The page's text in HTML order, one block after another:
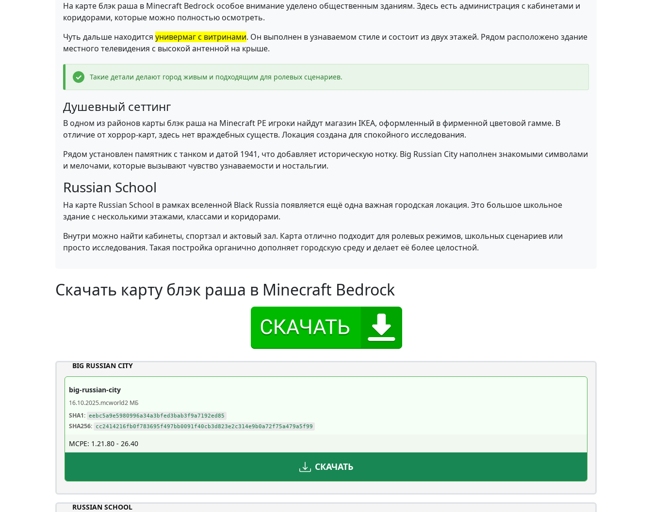
На карте блэк раша в Minecraft Bedrock особое внимание уделено общественным зданиям. Здесь есть администрация с кабинетами и
коридорами, которые можно полностью осмотреть.
Чуть дальше находится универмаг с витринами. Он выполнен в узнаваемом стиле и состоит из двух этажей. Рядом расположено здание
местного телевидения с высокой антенной на крыше.
Такие детали делают город живым и подходящим для ролевых сценариев.
Душевный сеттинг
В одном из районов карты блэк раша на Minecraft PE игроки найдут магазин IKEA, оформленный в фирменной цветовой гамме. В
отличие от хоррор-карт, здесь нет враждебных существ. Локация создана для спокойного исследования.
Рядом установлен памятник с танком и датой 1941, что добавляет историческую нотку. Big Russian City наполнен знакомыми символами
и мелочами, которые вызывают чувство узнаваемости и ностальгии.
Russian School
На карте Russian School в рамках вселенной Black Russia появляется ещё одна важная городская локация. Это большое школьное
здание с несколькими этажами, классами и коридорами.
Внутри можно найти кабинеты, спортзал и актовый зал. Карта отлично подходит для ролевых режимов, школьных сценариев или
просто исследования. Такая постройка органично дополняет городскую среду и делает её более целостной.
Скачать карту блэк раша в Minecraft Bedrock
BIG RUSSIAN CITY
big-russian-city
16.10.2025.mcworld2 МБ
SHA1: eebc5a9e5980996a34a3bfed3bab3f9a7192ed85
SHA256: cc2414216fb0f783695f497bb0091f40cb3d823e2c314e9b0a72f75a479a5f99
MCPE: 1.21.80 - 26.40
СКАЧАТЬ
RUSSIAN SCHOOL